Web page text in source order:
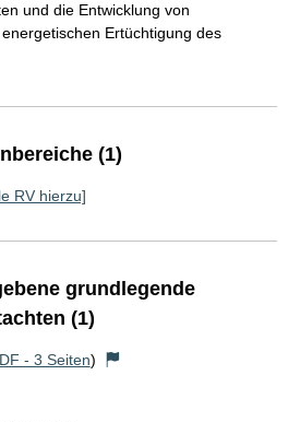
und die Entwicklung von
Ertüchtigung des
(1)
RV hierzu]
grundlegende
(1)
- 3 Seiten)